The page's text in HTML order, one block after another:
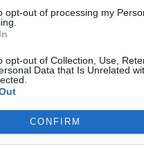
opt-out of processing my
opt-out of Collection, Use,
Data that Is Unrelated
CONFIRM
Antibiotica - penicillines
Verslavingsziekten
Diabetes (suikerziekte) -
Anticonceptie - overig
Depressie - antidepressiva
ADHD - psychostimulantia
Bloeddruk -